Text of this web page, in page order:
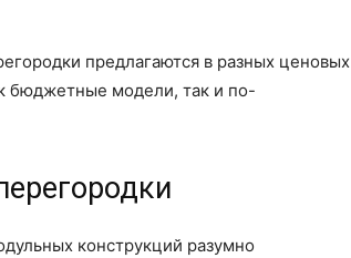
предлагаются в разных ценовых
бюджетные модели, так и по-
конструкций разумно